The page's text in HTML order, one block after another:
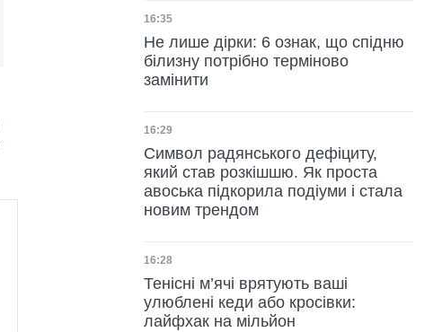
Дата публікації
16:35
Не лише дірки: 6 ознак, що спідню
білизну потрібно терміново
замінити
Дата публікації
16:29
Символ радянського дефіциту,
який став розкішшю. Як проста
авоська підкорила подіуми і стала
новим трендом
Дата публікації
16:28
Тенісні м’ячі врятують ваші
улюблені кеди або кросівки:
лайфхак на мільйон